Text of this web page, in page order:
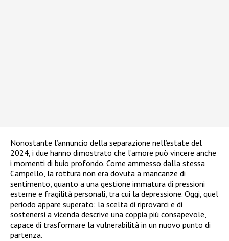
Nonostante l’annuncio della separazione nell’estate del
2024, i due hanno dimostrato che l’amore può vincere anche
i momenti di buio profondo. Come ammesso dalla stessa
Campello, la rottura non era dovuta a mancanze di
sentimento, quanto a una gestione immatura di pressioni
esterne e fragilità personali, tra cui la depressione. Oggi, quel
periodo appare superato: la scelta di riprovarci e di
sostenersi a vicenda descrive una coppia più consapevole,
capace di trasformare la vulnerabilità in un nuovo punto di
partenza.